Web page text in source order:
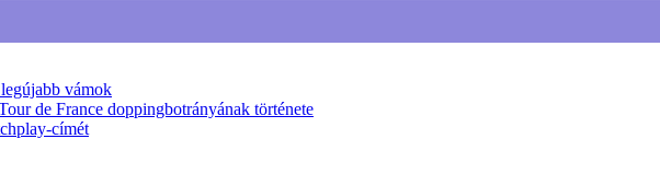
vámok
de France doppingbotrányának története
címét